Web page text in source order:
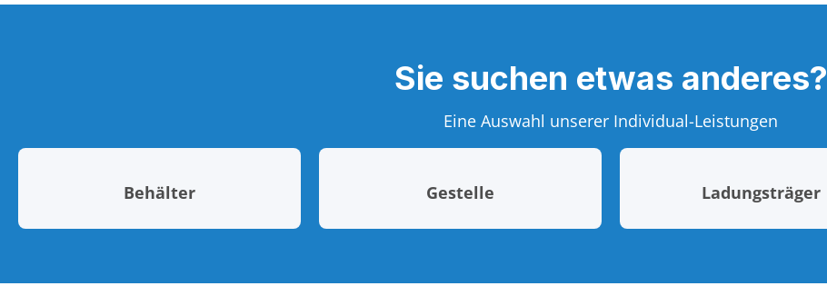
Sie suchen etwas anderes?
Eine Auswahl unserer Individual-Leistungen
Behälter Gestelle Ladungsträger